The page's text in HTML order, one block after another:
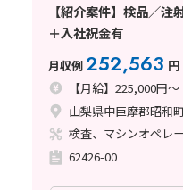
【紹介案件】検品／
＋入社祝金有
月収例252,563 円
【月給】225,000円～
山梨県中巨摩郡昭和
検査、マシンオペレ
62426-00